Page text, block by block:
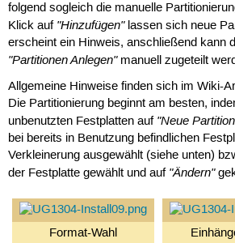
folgend sogleich die manuelle
Klick auf "Hinzufügen"lassen sich neue
erscheint ein Hinweis, anschließend kann
"Partitionen Anlegen"manuell zugeteilt
Allgemeine Hinweise finden sich im Wiki-
Die Partitionierung beginnt am besten,
unbenutzten Festplatten auf "Neue
bei bereits in Benutzung befindlichen
Verkleinerung ausgewählt (siehe unten)
der Festplatte gewählt und auf "Ändern"
Format-Wahl